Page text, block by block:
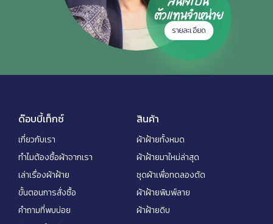
สนใจเป็น
ตัวแทนจำหน่าย
รายละเอียด
ด๊อบบี้เท็กซ์
เกี่ยวกับเรา
ทำไมต้องซื้อผ้าจากเรา
เล่าเรื่องผ้าฝ้าย
ขั้นตอนการสั่งซื้อ
คำถามที่พบบ่อย
สินค้า
ผ้าฝ้ายทั้งหมด
ผ้าฝ้ายมาใหม่ล่าสุด
ชุดผ้าเพื่อทดลองตัด
ผ้าฝ้ายพิมพ์ลาย
ผ้าฝ้ายดิบ